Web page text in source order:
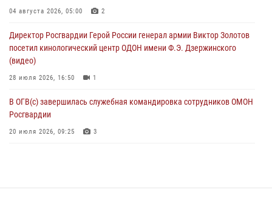
Офицер СОБР Росгвардии выступил на окружном юнармейском
06 августа 2026, 08:27
04 августа 2026, 05:00 2
Директор Росгвардии Герой России генерал армии Виктор Золотов
посетил кинологический центр ОДОН имени Ф.Э. Дзержинского
(видео)
28 июля 2026, 16:50 1
В ОГВ(с) завершилась служебная командировка сотрудников ОМОН
Росгвардии
20 июля 2026, 09:25 3